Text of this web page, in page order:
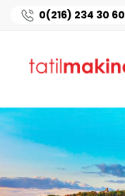
0(216) 234 30 60